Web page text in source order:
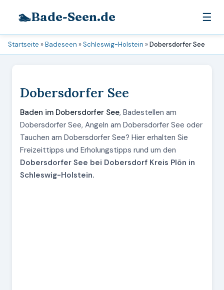
🏊Bade-Seen.de ☰
Startseite »Badeseen »Schleswig-Holstein »Dobersdorfer See
Dobersdorfer See
Baden im Dobersdorfer See, Badestellen am
Dobersdorfer See, Angeln am Dobersdorfer See oder
Tauchen am Dobersdorfer See? Hier erhalten Sie
Freizeittipps und Erholungstipps rund um den
Dobersdorfer See bei Dobersdorf Kreis Plön in
Schleswig-Holstein.